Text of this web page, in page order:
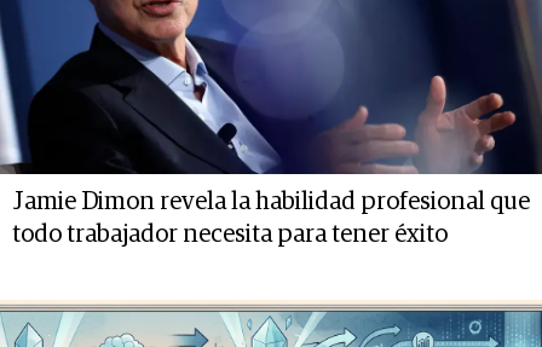
Jamie Dimon revela la habilidad profesional que
todo trabajador necesita para tener éxito